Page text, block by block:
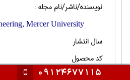
نویسنده/ناشر/نام مجله :
Mercer University
سال انتشار
کد محصول
تعداد صفحات انگليسی
09124677115